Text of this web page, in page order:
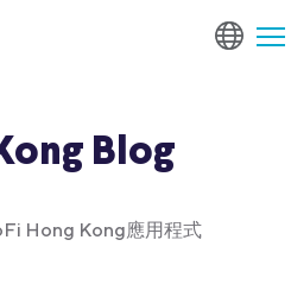
Blog
Hong Kong應用程式